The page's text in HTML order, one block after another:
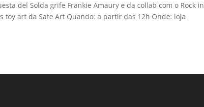
del Solda grife Frankie Amaury e da collab com o Rock in
toy art da Safe Art Quando: a partir das 12h Onde: loja